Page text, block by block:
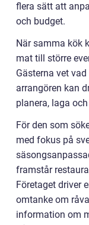
flera sätt att
och budget.
När samma kök
mat till större
Gästerna vet
arrangören kan
planera, laga
För den som
med fokus på
framstår
Företaget driver
omtanke om
information om